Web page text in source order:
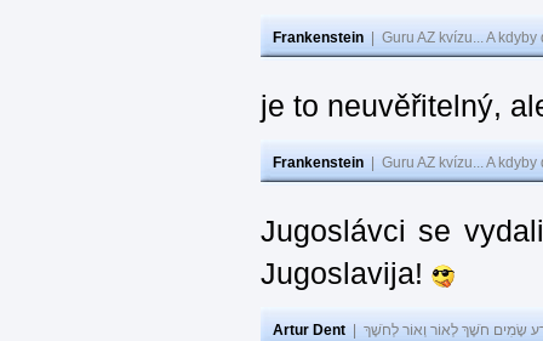
Frankenstein Guru AZ kvízu... A
je to neuvěřitelný,
Frankenstein Guru AZ kvízu... A
Jugoslávci se
Jugoslavija!
Artur Dent שָׂמִים חֹשֶׁךְ לְאוֹר וְאוֹר לְחֹשֶׁךְ